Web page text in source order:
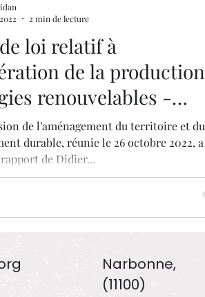
loi relatif à
de la production
renouvelables -
de l’aménagement du territoire et du
durable, réunie le 26 octobre 2022, a
de Didier...
2 min de lecture
Narbonne,
(11100)